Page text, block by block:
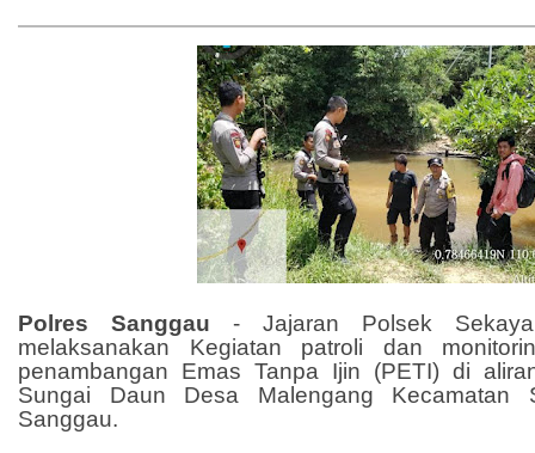
Polres Sanggau - Jajaran Polsek
melaksanakan Kegiatan patroli dan
penambangan Emas Tanpa Ijin (PETI) di
Sungai Daun Desa Malengang Kecamatan
Sanggau.